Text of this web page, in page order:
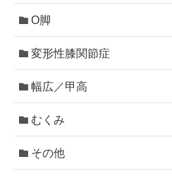
O脚
変形性膝関節症
幅広／甲高
むくみ
その他